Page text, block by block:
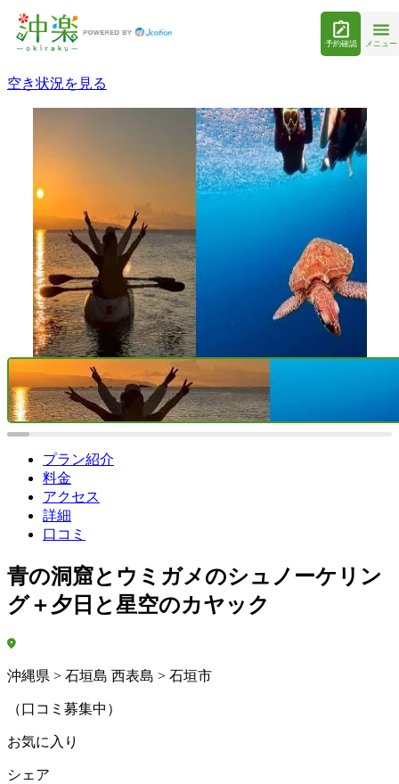
予約確認 メニュー
空き状況を見る
プラン紹介
料金
アクセス
詳細
口コミ
青の洞窟とウミガメのシュノーケリン
グ＋夕日と星空のカヤック
沖縄県 > 石垣島 西表島 > 石垣市
（口コミ募集中）
お気に入り
シェア